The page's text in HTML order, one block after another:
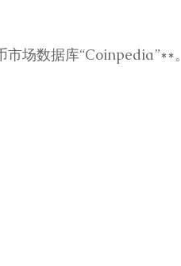
场数据库“Coinpedia”**。